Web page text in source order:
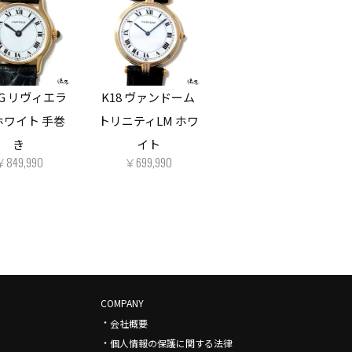
リヴィエラ
ワイト 手巻
き
849,990
K18 ヴァンドーム
トリニティLM ホワ
イト
￥699,990
COMPANY
・ 会社概要
・ 個人情報の保護に関する法律